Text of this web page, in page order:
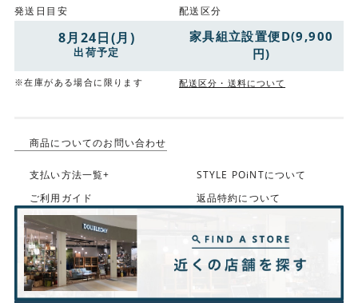
発送日目安
8月24日(月)
出荷予定
※在庫がある場合に限ります
配送区分
家具組立設置便D(9,900
円)
配送区分・送料について
商品についてのお問い合わせ
支払い方法一覧+
STYLE POiNTについて
ご利用ガイド
返品特約について